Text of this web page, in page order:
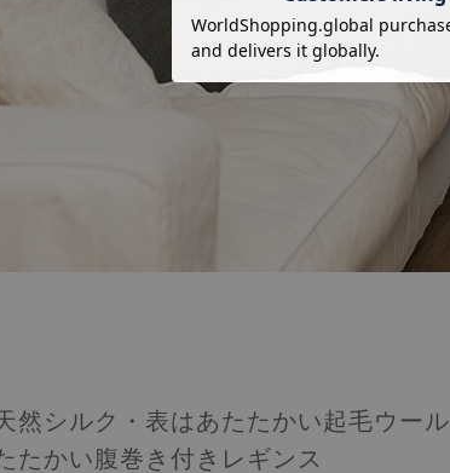
然シルク・表はあたたかい起毛ウール
たかい腹巻き付きレギンス